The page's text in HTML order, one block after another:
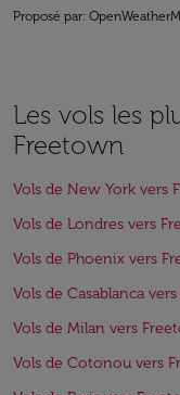
Proposé par:
Les vols les
Freetown
Vols de New York vers
Vols de Londres vers
Vols de Phoenix vers
Vols de Casablanca
Vols de Milan vers
Vols de Cotonou vers